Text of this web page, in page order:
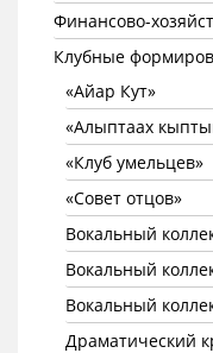
Финансово-
Клубные
«Айар Кут»
«Алыптаах
«Клуб умельцев»
«Совет отцов»
Вокальный
Вокальный
Вокальный
Драматический